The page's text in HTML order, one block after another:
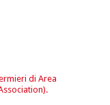
di Area